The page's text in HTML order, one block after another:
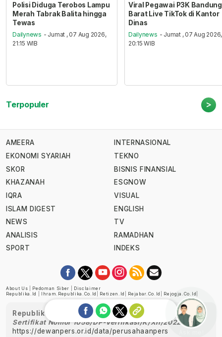
Polisi Diduga Terobos Lampu
Merah Tabrak Balita hingga
Tewas
Dailynews - Jumat , 07 Aug 2026,
21:15 WIB
Viral Pegawai P3K Bandung
Barat Live TikTok di Kantor
Dinas
Dailynews - Jumat , 07 Aug 2026,
20:15 WIB
Terpopuler >
AMEERA
EKONOMI SYARIAH
SKOR
KHAZANAH
IQRA
ISLAM DIGEST
NEWS
ANALISIS
SPORT
INTERNASIONAL
TEKNO
BISNIS FINANSIAL
ESGNOW
VISUAL
ENGLISH
TV
RAMADHAN
INDEKS
About Us Pedoman Siber
Disclaimer
Republika.id
Ihram.republika.co.id Retizen.id Rejabar.co.id Rejogja.co.id
Republika telah diverifikasi oleh Dewan Pers
Sertifikat Nomor 1058/DP-Verifikasi/K/XII/2022
https://dewanpers.or.id/data/perusahaanpers